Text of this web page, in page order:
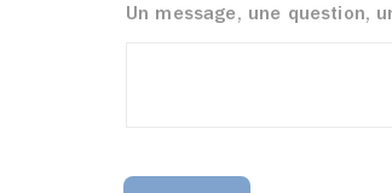
Un message, une question,